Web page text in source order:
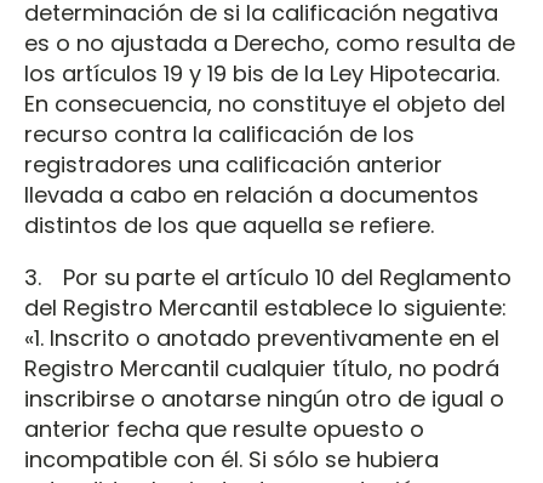
determinación de si la calificación negativa
es o no ajustada a Derecho, como resulta de
los artículos 19 y 19 bis de la Ley Hipotecaria.
En consecuencia, no constituye el objeto del
recurso contra la calificación de los
registradores una calificación anterior
llevada a cabo en relación a documentos
distintos de los que aquella se refiere.
3. Por su parte el artículo 10 del Reglamento
del Registro Mercantil establece lo siguiente:
«1. Inscrito o anotado preventivamente en el
Registro Mercantil cualquier título, no podrá
inscribirse o anotarse ningún otro de igual o
anterior fecha que resulte opuesto o
incompatible con él. Si sólo se hubiera